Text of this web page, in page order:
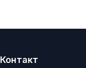
Контакт